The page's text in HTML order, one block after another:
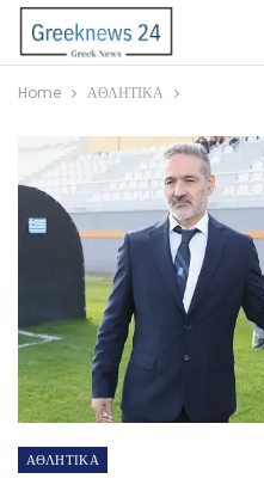
Home ΑΘΛΗΤΙΚΑ
ΑΘΛΗΤΙΚΑ